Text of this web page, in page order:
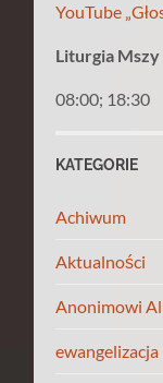
YouTube
Liturgia
08:00; 18:30
KATEGORIE
Achiwum
Aktualności
Anonimowi
ewangelizacja